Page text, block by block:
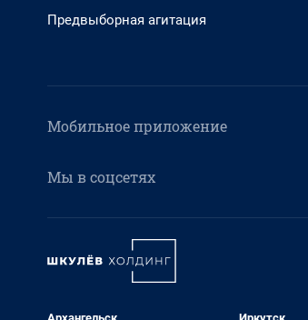
Предвыборная агитация
Мобильное приложение
Мы в соцсетях